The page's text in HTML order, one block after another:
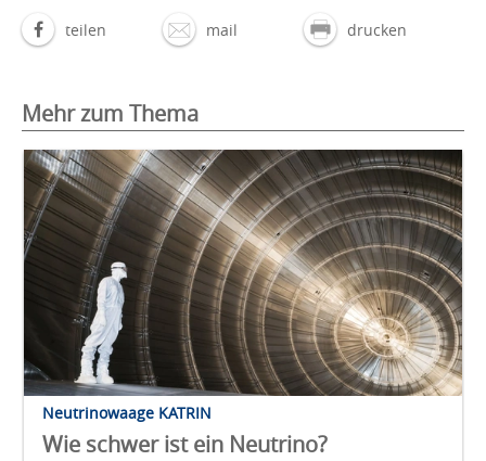
teilen mail drucken
Mehr zum Thema
Neutrinowaage KATRIN
Wie schwer ist ein Neutrino?